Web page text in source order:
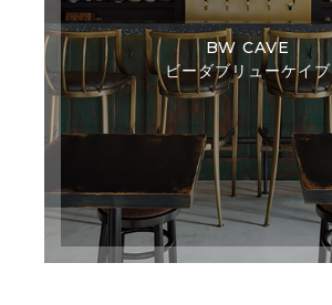
BW CAVE
ビーダブリューケイブ